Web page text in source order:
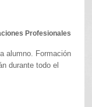
Profesionales
alumno. Formación
durante todo el